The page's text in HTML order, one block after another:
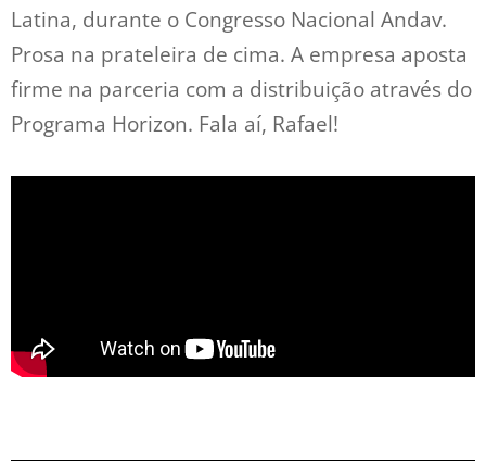
Latina, durante o Congresso Nacional Andav.
Prosa na prateleira de cima. A empresa aposta
firme na parceria com a distribuição através do
Programa Horizon. Fala aí, Rafael!